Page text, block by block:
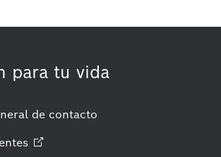
para tu vida
de contacto